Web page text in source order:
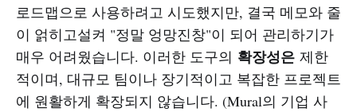
로드맵으로 사용하려고 시도했지만, 결국 메모와 줄
이 얽히고설켜 "정말 엉망진창"이 되어 관리하기가
매우 어려웠습니다. 이러한 도구의 확장성은 제한
적이며, 대규모 팀이나 장기적이고 복잡한 프로젝트
에 원활하게 확장되지 않습니다. (Mural의 기업 사